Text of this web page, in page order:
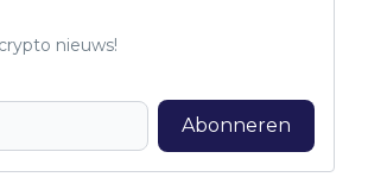
nieuws!
Abonneren